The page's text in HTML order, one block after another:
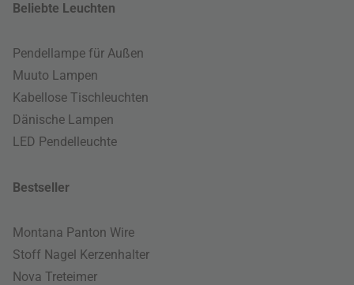
Beliebte Leuchten
Pendellampe für Außen
Muuto Lampen
Kabellose Tischleuchten
Dänische Lampen
LED Pendelleuchte
Bestseller
Montana Panton Wire
Stoff Nagel Kerzenhalter
Nova Treteimer